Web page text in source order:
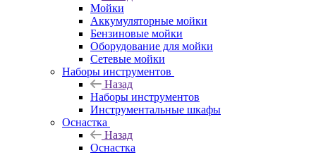
Мойки
Аккумуляторные мойки
Бензиновые мойки
Оборудование для мойки
Сетевые мойки
Наборы инструментов
Назад
Наборы инструментов
Инструментальные шкафы
Оснастка
Назад
Оснастка